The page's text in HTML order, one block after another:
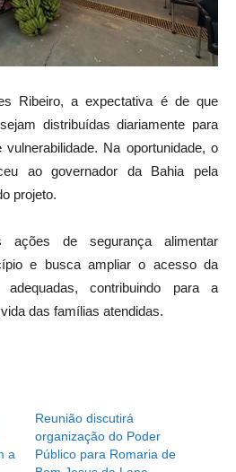
Ribeiro, a expectativa é de que
distribuídas diariamente para
Na oportunidade, o
ao governador da Bahia pela
projeto.
de segurança alimentar
e busca ampliar o acesso da
contribuindo para a
das famílias atendidas.
a
Reunião discutirá
organização do Poder
Público para Romaria de